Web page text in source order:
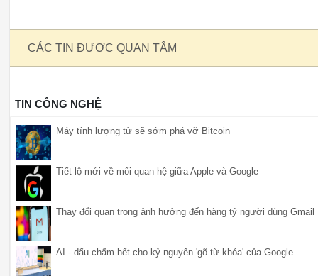
CÁC TIN ĐƯỢC QUAN TÂM
TIN CÔNG NGHỆ
Máy tính lượng tử sẽ sớm phá vỡ Bitcoin
Tiết lộ mới về mối quan hệ giữa Apple và Google
Thay đổi quan trọng ảnh hưởng đến hàng tỷ người dùng Gmail
AI - dấu chấm hết cho kỷ nguyên 'gõ từ khóa' của Google